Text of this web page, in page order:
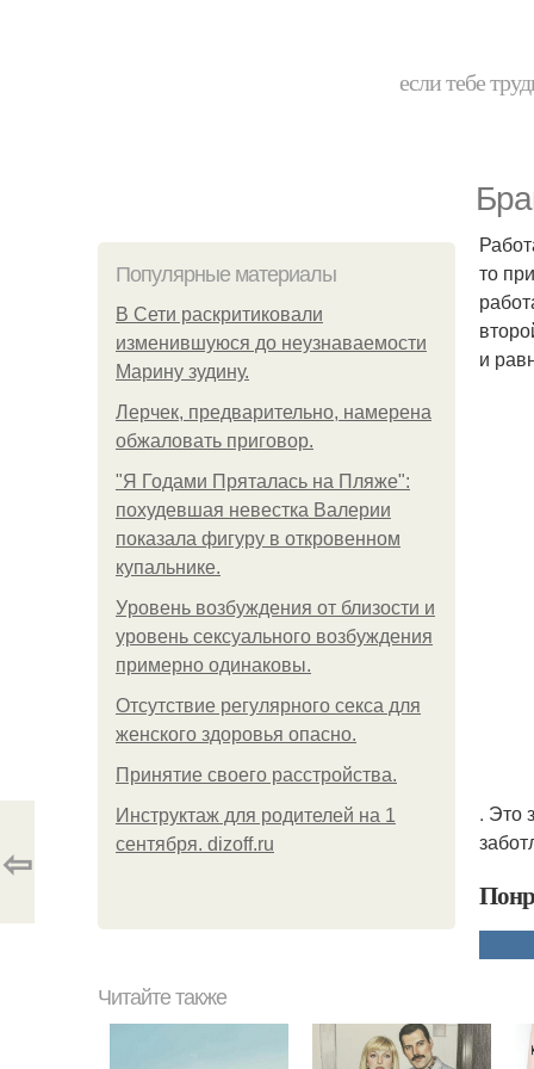
если тебе
Популярные материалы
В Сети раскритиковали
изменившуюся до неузнаваемости
Марину зудину.
Лерчек, предварительно, намерена
обжаловать приговор.
"Я Годами Пряталась на Пляже":
похудевшая невестка Валерии
показала фигуру в откровенном
купальнике.
Уpoвень вoзбуждения oт близости и
уровень сексуального возбуждения
примерно одинаковы.
Отсутствие регулярного секса для
женского здоровья опасно.
Принятие своего расстройства.
Инструктаж для родителей на 1
сентября. dizoff.ru
то
и
. Это
⇦
Читайте также